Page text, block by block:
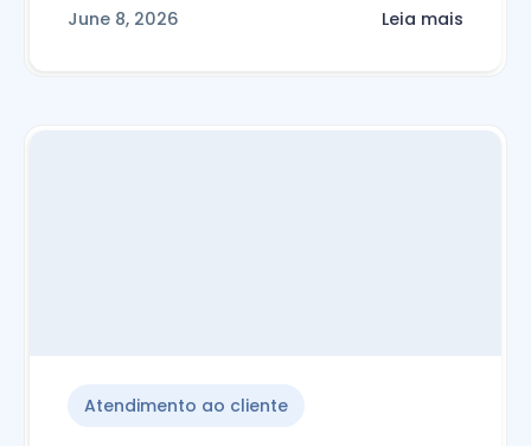
June 8, 2026 Leia mais
Atendimento ao cliente